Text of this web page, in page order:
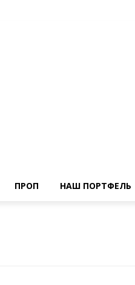
ПРОП НАШ ПОРТФЕЛЬ